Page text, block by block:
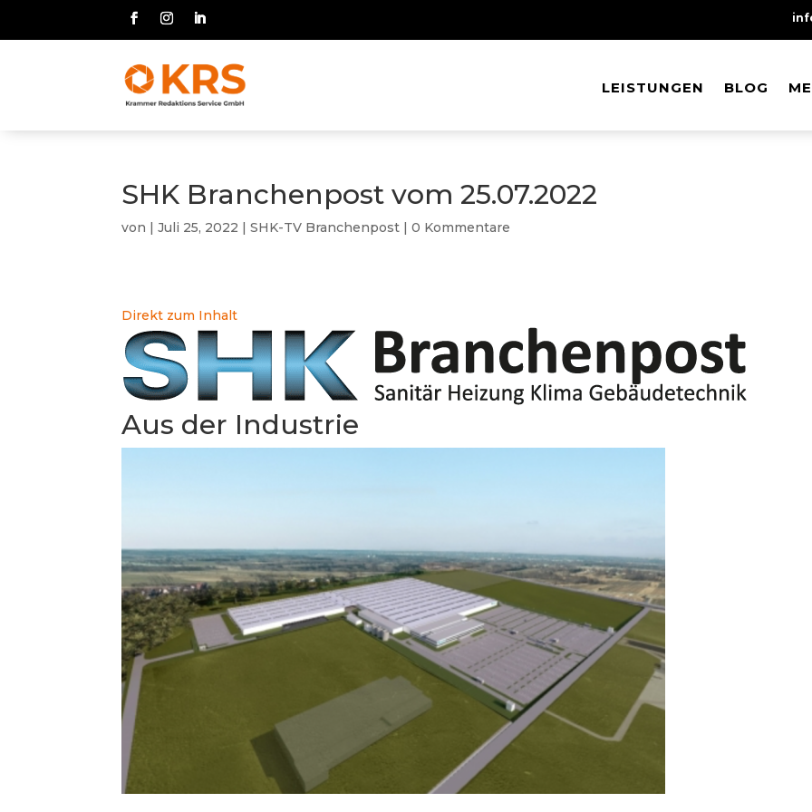
LEISTUNGEN BLOG
LEISTUNGEN BLOG
SHK Branchenpost vom 25.07.2022
von |Juli 25, 2022 |SHK-TV Branchenpost |0 Kommentare
Direkt zum Inhalt
Aus der Industrie